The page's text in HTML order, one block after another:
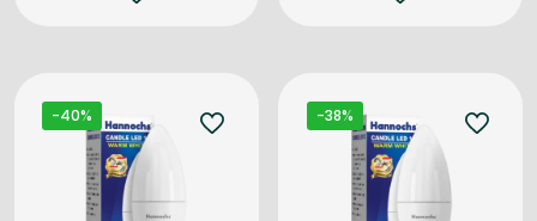
-40% -38%